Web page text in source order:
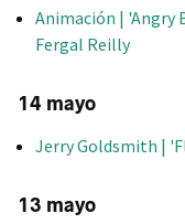
Animación | 'Angry
Fergal Reilly
14 mayo
Jerry Goldsmith |
13 mayo